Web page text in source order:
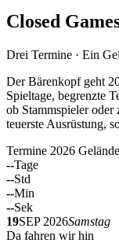
Closed
Drei Termine · Ein
Der Bärenkopf geht
Spieltage, begrenzte
ob Stammspieler
teuerste Ausrüstung,
Termine 2026
--Tage
--Std
--Min
--Sek
19SEP 2026Samstag
Da fahren wir hin